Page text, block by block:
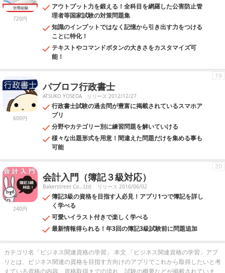
720円
アウトプット力を鍛える！全科目を網羅した公害防止管
理者等国家試験の対策問題集
知識のインプットではなく記憶から引き出す力をつける
ことに特化！
テキストやコマンドボタンの大きさをカスタマイズ可
能！
600円
パブロフ行政書士
ATSUKO YOSEDA リリース 2012/12/27
行政書士試験の過去問が豊富に掲載されているスマホア
プリ
分野やカテゴリー別に練習問題を解いていける
様々な出題形式を用意！間違えた問題だけを集める事も
可能
19
240円
会計入門（簿記３級対応）
Bakerstreet Co., Ltd. リリース 2016/06/02
簿記3級の資格を目指す人必見！アプリ1つで簿記を詳し
く学べる
可愛いイラスト付きで楽しく学べる
最新情報得られる！年3回の簿記3級試験前に問題追加
20
カテゴリ名「ビジネス関連資格の学習」 本文 「ビジネス関連資格の学習」アプ
リとは、ビジネス関連の資格を目指す方向けのアプリでこれから取得したいと考
えている資格の内容、資格取得までの流れ、試験の概要などが掲載されていま